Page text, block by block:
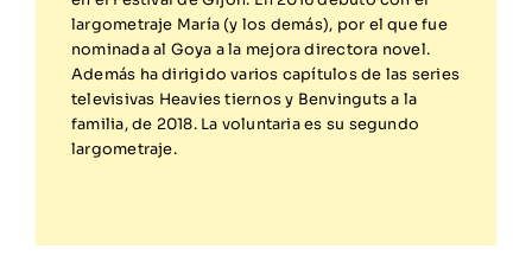
largometraje María (y los demás), por el que fue
nominada al Goya a la mejora directora novel.
Además ha dirigido varios capítulos de las series
televisivas Heavies tiernos y Benvinguts a la
familia, de 2018. La voluntaria es su segundo
largometraje.